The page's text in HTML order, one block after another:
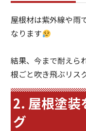
屋根材は紫外線や雨
なります
結果、今まで耐えら
根ごと吹き飛ぶリス
2. 屋根塗装
グ